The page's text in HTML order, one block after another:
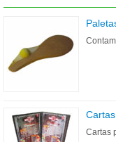
Cartas